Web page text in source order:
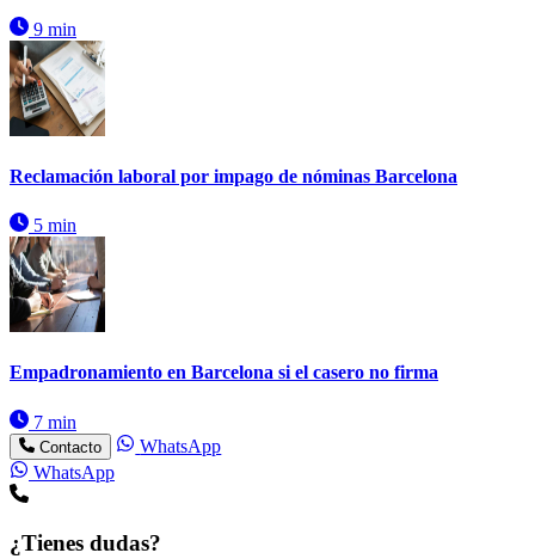
9 min
Reclamación laboral por impago de nóminas Barcelona
5 min
Empadronamiento en Barcelona si el casero no firma
7 min
Contacto
WhatsApp
WhatsApp
¿Tienes dudas?